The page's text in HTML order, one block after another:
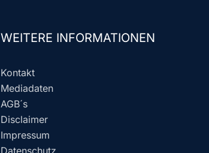
WEITERE INFORMATIONEN
Kontakt
Mediadaten
AGB´s
Disclaimer
Impressum